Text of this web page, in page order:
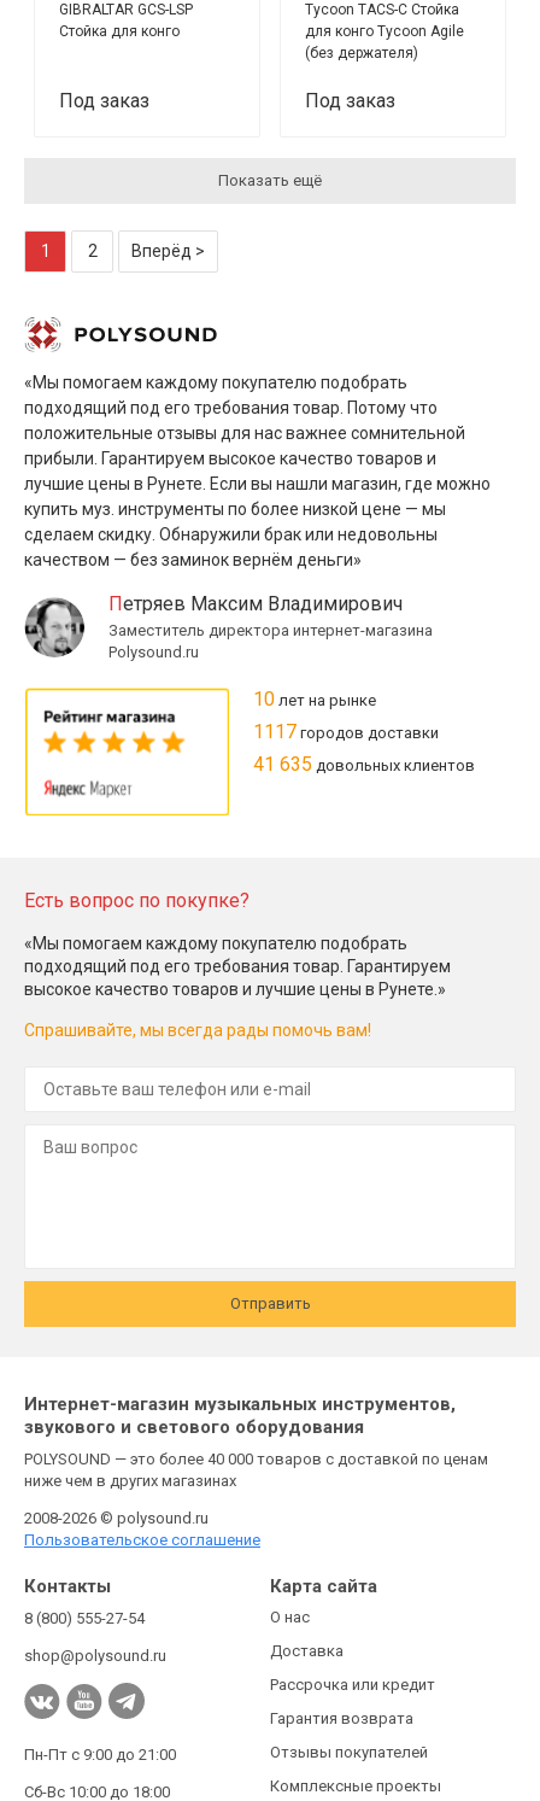
GIBRALTAR GCS-LSP
Стойка для конго
Под заказ
Tycoon TACS-C Стойка
для конго Tycoon Agile
(без держателя)
Под заказ
Показать ещё
1 2 Вперёд >
«Мы помогаем каждому покупателю подобрать
подходящий под его требования товар. Потому что
положительные отзывы для нас важнее сомнительной
прибыли. Гарантируем высокое качество товаров и
лучшие цены в Рунете. Если вы нашли магазин, где можно
купить муз. инструменты по более низкой цене — мы
сделаем скидку. Обнаружили брак или недовольны
качеством — без заминок вернём деньги»
Петряев Максим Владимирович
Заместитель директора интернет-магазина
Polysound.ru
10 лет на рынке
1117 городов доставки
41 635 довольных клиентов
Есть вопрос по покупке?
«Мы помогаем каждому покупателю подобрать
подходящий под его требования товар. Гарантируем
высокое качество товаров и лучшие цены в Рунете.»
Спрашивайте, мы всегда рады помочь вам!
Отправить
Интернет-магазин музыкальных инструментов,
звукового и светового оборудования
POLYSOUND — это более 40 000 товаров с доставкой по ценам
ниже чем в других магазинах
2008-2026 © polysound.ru
Пользовательское соглашение
Контакты
8 (800) 555-27-54
shop@polysound.ru
Пн-Пт с 9:00 до 21:00
Сб-Вс 10:00 до 18:00
Карта сайта
О нас
Доставка
Рассрочка или кредит
Гарантия возврата
Отзывы покупателей
Комплексные проекты